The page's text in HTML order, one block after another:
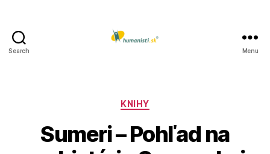
Search Menu
Kategórie
KNIHY
Sumeri – Pohľad na